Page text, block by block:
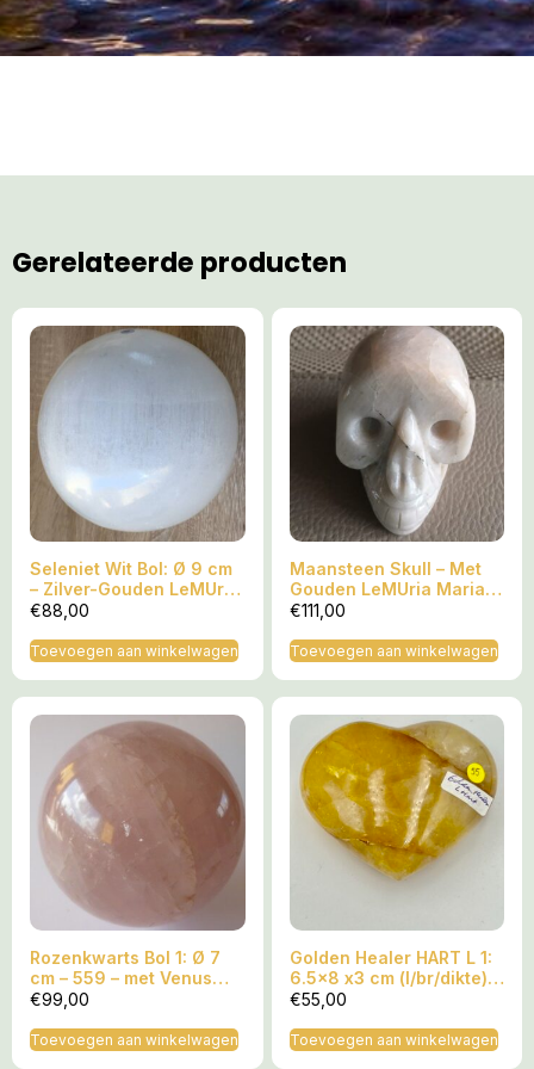
Gerelateerde producten
Seleniet Wit Bol: Ø 9 cm
– Zilver-Gouden LeMUria
Maria trilling – Marokko
€88,00
Toevoegen aan winkelwagen
Maansteen Skull – Met
Gouden LeMUria Maria
frequentie
€111,00
Toevoegen aan winkelwagen
Rozenkwarts Bol 1: Ø 7
cm – 559 – met Venus
trilling
€99,00
Toevoegen aan winkelwagen
Golden Healer HART L 1:
6.5×8 x3 cm (l/br/dikte) –
239 gram – Madagaskar
€55,00
Toevoegen aan winkelwagen